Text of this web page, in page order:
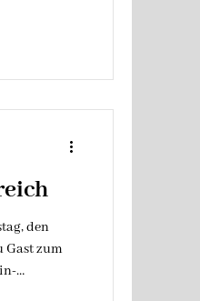
den
Gast zum